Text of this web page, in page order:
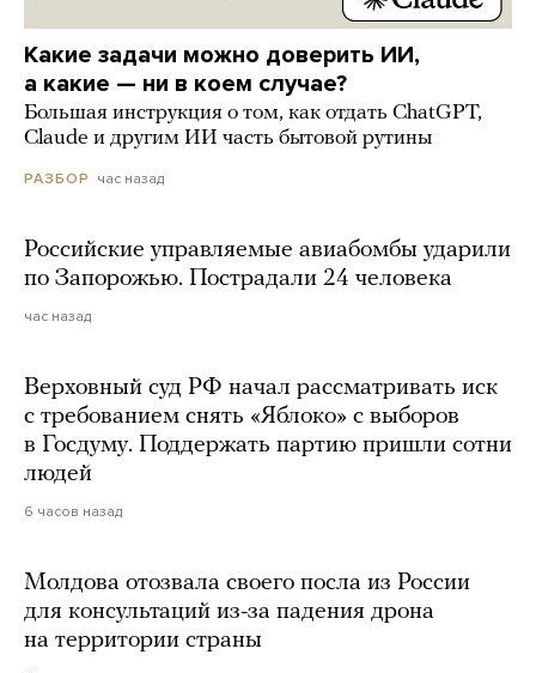
Какие задачи можно доверить ИИ,
а какие — ни в коем случае?
Большая инструкция о том, как отдать ChatGPT,
Claude и другим ИИ часть бытовой рутины
РАЗБОР час назад
Российские управляемые авиабомбы ударили
по Запорожью. Пострадали 24 человека
час назад
Верховный суд РФ начал рассматривать иск
с требованием снять «Яблоко» с выборов
в Госдуму. Поддержать партию пришли сотни
людей
6 часов назад
Молдова отозвала своего посла из России
для консультаций из-за падения дрона
на территории страны